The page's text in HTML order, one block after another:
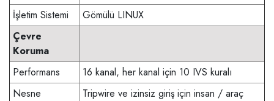
İşletim Sistemi
Gömülü LINUX
Çevre
Koruma
Performans
16 kanal, her kanal için 10 IVS kuralı
Nesne
Tripwire ve izinsiz giriş için insan / araç